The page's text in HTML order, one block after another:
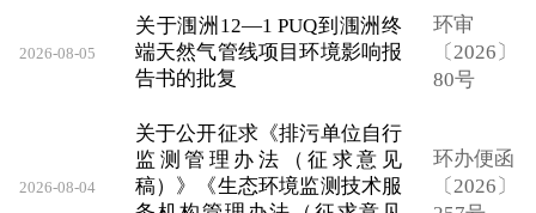
2026-08-05
关于涠洲12—1 PUQ到涠洲终
端天然气管线项目环境影响报
告书的批复
环审
〔2026〕
80号
2026-08-04
关于公开征求《排污单位自行
监测管理办法（征求意见
稿）》《生态环境监测技术服
环办便函
〔2026〕